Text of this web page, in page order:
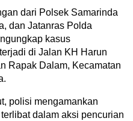
dari Polsek Samarinda
dan Jatanras Polda
kasus
di Jalan KH Harun
Rapak Dalam, Kecamatan
polisi mengamankan
dalam aksi pencurian